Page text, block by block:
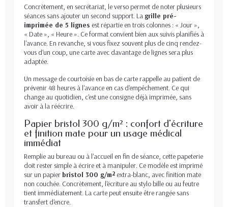
Concrètement, en secrétariat, le verso permet de noter plusieurs
séances sans ajouter un second support. La grille pré-
imprimée de 5 lignes est répartie en trois colonnes : « Jour »,
« Date », « Heure ». Ce format convient bien aux suivis planifiés à
l'avance. En revanche, si vous fixez souvent plus de cinq rendez-
vous d'un coup, une carte avec davantage de lignes sera plus
adaptée.
Un message de courtoisie en bas de carte rappelle au patient de
prévenir 48 heures à l'avance en cas d'empêchement. Ce qui
change au quotidien, c'est une consigne déjà imprimée, sans
avoir à la réécrire.
Papier bristol 300 g/m² : confort d'écriture
et finition mate pour un usage médical
immédiat
Remplie au bureau ou à l'accueil en fin de séance, cette papeterie
doit rester simple à écrire et à manipuler. Ce modèle est imprimé
sur un papier bristol 300 g/m² extra-blanc, avec finition mate
non couchée. Concrètement, l'écriture au stylo bille ou au feutre
tient immédiatement. La carte peut ensuite être rangée sans
transfert d'encre.